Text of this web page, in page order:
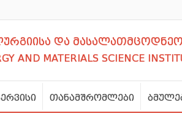
და
AND MATERIALS SCIENCE
თანამშრომლები